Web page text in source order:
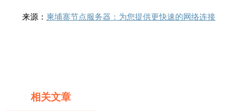
来源： 柬埔寨节点服务器：为您提供更快速的网络连接
相关文章